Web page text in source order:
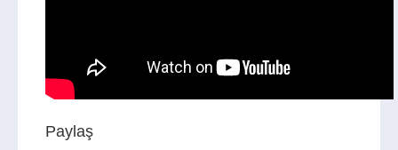
Paylaş